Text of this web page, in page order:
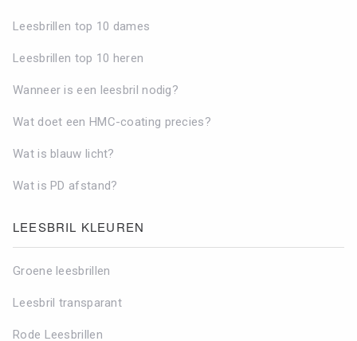
Leesbrillen top 10 dames
Leesbrillen top 10 heren
Wanneer is een leesbril nodig?
Wat doet een HMC-coating precies?
Wat is blauw licht?
Wat is PD afstand?
LEESBRIL KLEUREN
Groene leesbrillen
Leesbril transparant
Rode Leesbrillen